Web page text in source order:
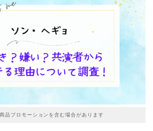
品プロモーションを含む場合があります